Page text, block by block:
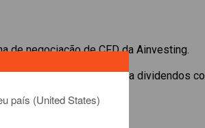
de negociação de CFD da Ainvesting.
em tempo real e receba dividendos
favor,click here
país (United States)